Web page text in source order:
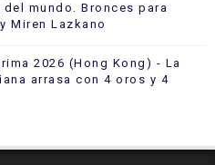
del mundo. Bronces para
Miren Lazkano
2026 (Hong Kong) - La
arrasa con 4 oros y 4